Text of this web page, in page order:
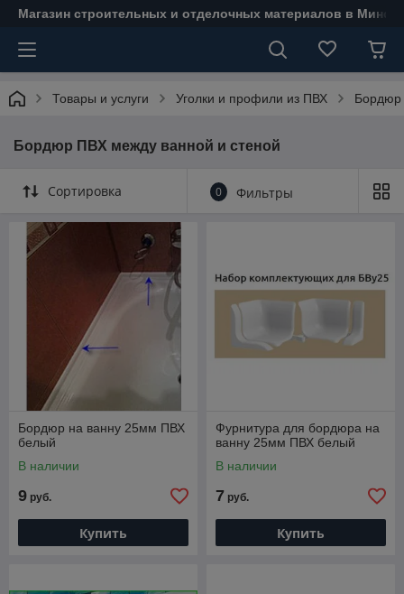
Магазин строительных и отделочных материалов в Минске
Товары и услуги Уголки и профили из ПВХ Бордюр
Бордюр ПВХ между ванной и стеной
Сортировка 0 Фильтры
Бордюр на ванну 25мм ПВХ
белый
В наличии
9 руб.
Купить
Фурнитура для бордюра на
ванну 25мм ПВХ белый
В наличии
7 руб.
Купить